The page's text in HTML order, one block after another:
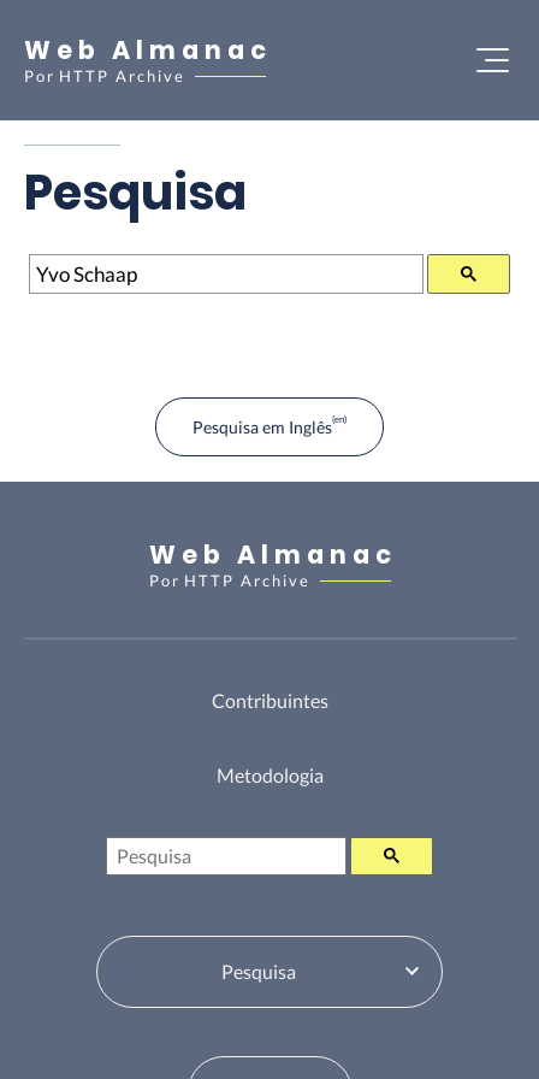
Web Almanac
Por HTTP Archive
Pesquisa
Pesquisa
Pesquisa em Inglês
Web Almanac
Por HTTP Archive
Contribuintes
Metodologia
Pesquisa
Selecione o Tabela de Conteúdos